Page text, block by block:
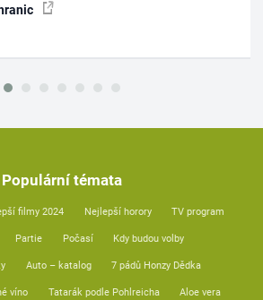
Populární témata
filmy 2024 Nejlepší horory TV program
Partie Počasí Kdy budou volby
Auto – katalog 7 pádů Honzy Dědka
víno Tatarák podle Pohlreicha Aloe vera